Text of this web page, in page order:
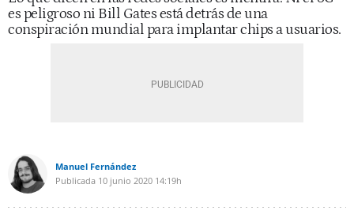
es peligroso ni Bill Gates está detrás de una
conspiración mundial para implantar chips a usuarios.
Manuel Fernández
Publicada 10 junio 2020 14:19h